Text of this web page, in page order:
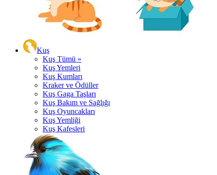
Kuş
Kuş Tümü »
Kuş Yemleri
Kuş Kumları
Kraker ve Ödüller
Kuş Gaga Taşları
Kuş Bakım ve Sağlığı
Kuş Oyuncakları
Kuş Yemliği
Kuş Kafesleri